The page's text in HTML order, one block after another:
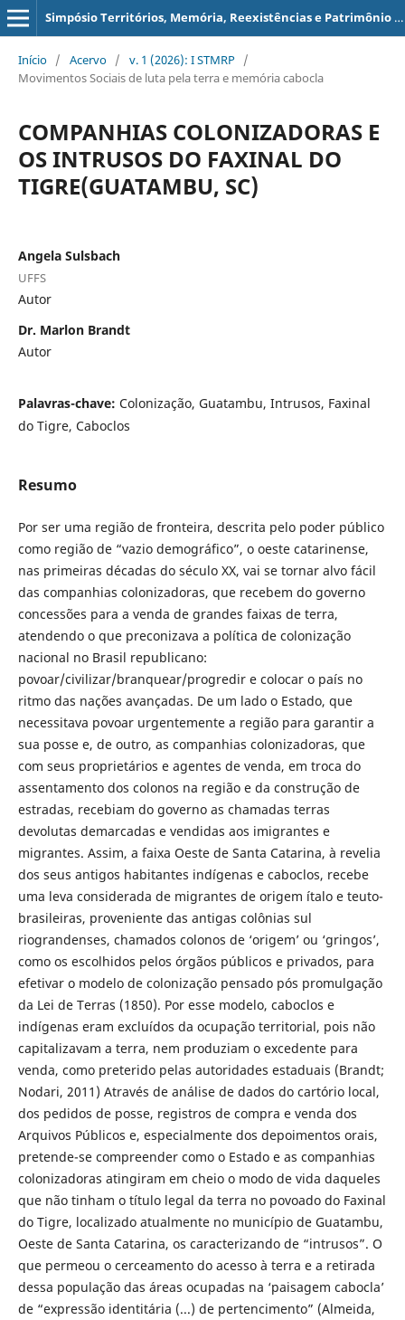
Simpósio Territórios, Memória, Reexistências e Patrimônio - STMRP
Início / Acervo / v. 1 (2026): I STMRP /
Movimentos Sociais de luta pela terra e memória cabocla
COMPANHIAS COLONIZADORAS E
OS INTRUSOS DO FAXINAL DO
TIGRE(GUATAMBU, SC)
Angela Sulsbach
UFFS
Autor
Dr. Marlon Brandt
Autor
Palavras-chave: Colonização, Guatambu, Intrusos, Faxinal
do Tigre, Caboclos
Resumo
Por ser uma região de fronteira, descrita pelo poder público
como região de “vazio demográfico”, o oeste catarinense,
nas primeiras décadas do século XX, vai se tornar alvo fácil
das companhias colonizadoras, que recebem do governo
concessões para a venda de grandes faixas de terra,
atendendo o que preconizava a política de colonização
nacional no Brasil republicano:
povoar/civilizar/branquear/progredir e colocar o país no
ritmo das nações avançadas. De um lado o Estado, que
necessitava povoar urgentemente a região para garantir a
sua posse e, de outro, as companhias colonizadoras, que
com seus proprietários e agentes de venda, em troca do
assentamento dos colonos na região e da construção de
estradas, recebiam do governo as chamadas terras
devolutas demarcadas e vendidas aos imigrantes e
migrantes. Assim, a faixa Oeste de Santa Catarina, à revelia
dos seus antigos habitantes indígenas e caboclos, recebe
uma leva considerada de migrantes de origem ítalo e teuto-
brasileiras, proveniente das antigas colônias sul
riograndenses, chamados colonos de ‘origem’ ou ‘gringos’,
como os escolhidos pelos órgãos públicos e privados, para
efetivar o modelo de colonização pensado pós promulgação
da Lei de Terras (1850). Por esse modelo, caboclos e
indígenas eram excluídos da ocupação territorial, pois não
capitalizavam a terra, nem produziam o excedente para
venda, como preterido pelas autoridades estaduais (Brandt;
Nodari, 2011) Através de análise de dados do cartório local,
dos pedidos de posse, registros de compra e venda dos
Arquivos Públicos e, especialmente dos depoimentos orais,
pretende-se compreender como o Estado e as companhias
colonizadoras atingiram em cheio o modo de vida daqueles
que não tinham o título legal da terra no povoado do Faxinal
do Tigre, localizado atualmente no município de Guatambu,
Oeste de Santa Catarina, os caracterizando de “intrusos”. O
que permeou o cerceamento do acesso à terra e a retirada
dessa população das áreas ocupadas na ‘paisagem cabocla’
de “expressão identitária (...) de pertencimento” (Almeida,